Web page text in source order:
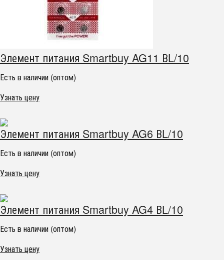
Элемент питания Smartbuy AG11 ВL/10
Есть в наличии (оптом)
Узнать цену
Элемент питания Smartbuy AG6 ВL/10
Есть в наличии (оптом)
Узнать цену
Элемент питания Smartbuy AG4 ВL/10
Есть в наличии (оптом)
Узнать цену